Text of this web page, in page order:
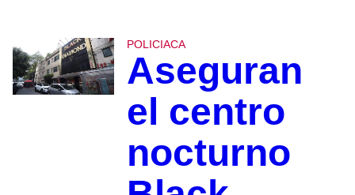
POLICIACA
Aseguran
el centro
nocturno